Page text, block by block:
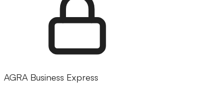
AGRA Business Express